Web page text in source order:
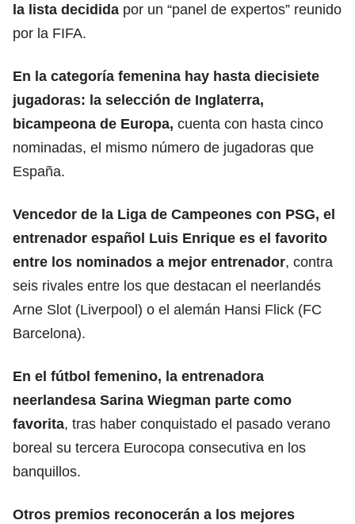
la lista decidida por un “panel de expertos” reunido
por la FIFA.
En la categoría femenina hay hasta diecisiete
jugadoras: la selección de Inglaterra,
bicampeona de Europa, cuenta con hasta cinco
nominadas, el mismo número de jugadoras que
España.
Vencedor de la Liga de Campeones con PSG, el
entrenador español Luis Enrique es el favorito
entre los nominados a mejor entrenador, contra
seis rivales entre los que destacan el neerlandés
Arne Slot (Liverpool) o el alemán Hansi Flick (FC
Barcelona).
En el fútbol femenino, la entrenadora
neerlandesa Sarina Wiegman parte como
favorita, tras haber conquistado el pasado verano
boreal su tercera Eurocopa consecutiva en los
banquillos.
Otros premios reconocerán a los mejores